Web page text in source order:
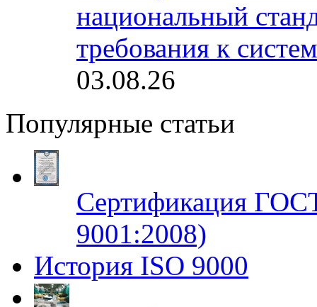
национальный
требования к
03.08.26
Популярные статьи
Сертификация
9001:2008)
История ISO 9000